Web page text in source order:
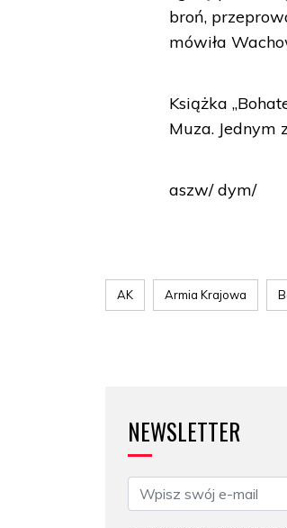
broń,
mówiła
Książka
Muza.
aszw/ dym/
AK Armia Krajowa
NEWSLETTER